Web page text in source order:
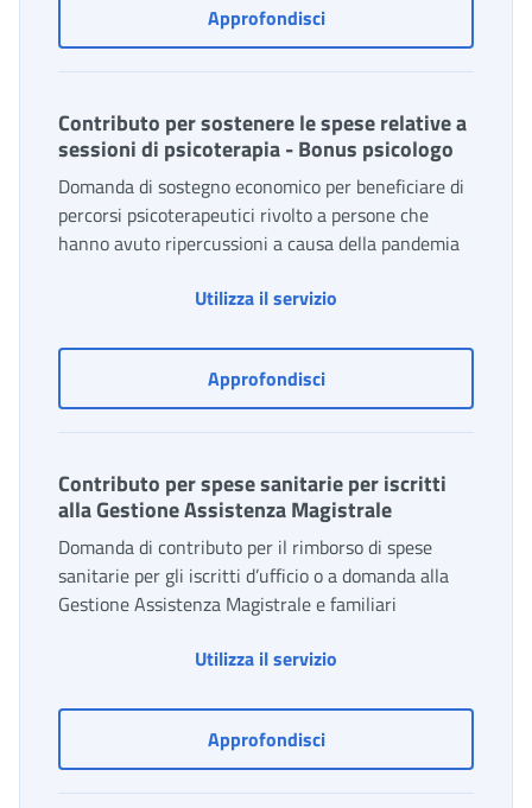
ApprofondisciAssistenza domiciliare
Contributo per sostenere le spese relative a
sessioni di psicoterapia - Bonus psicologo
Domanda di sostegno economico per beneficiare di
percorsi psicoterapeutici rivolto a persone che
hanno avuto ripercussioni a causa della pandemia
Utilizza il servizio
ApprofondisciContributo per
Contributo per spese sanitarie per iscritti
alla Gestione Assistenza Magistrale
Domanda di contributo per il rimborso di spese
sanitarie per gli iscritti d’ufficio o a domanda alla
Gestione Assistenza Magistrale e familiari
Utilizza il servizio
ApprofondisciContributo per spese